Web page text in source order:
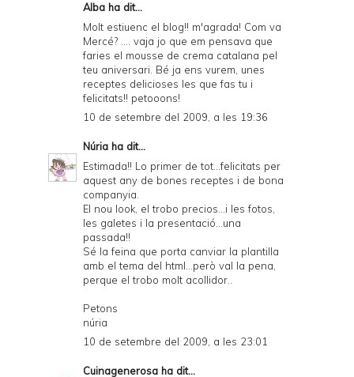
Alba ha dit...
Molt estiuenc el blog!! m'agrada! Com va
Mercé? .... vaja jo que em pensava que
faries el mousse de crema catalana pel
teu aniversari. Bé ja ens vurem, unes
receptes delicioses les que fas tu i
felicitats!! petooons!
10 de setembre del 2009, a les 19:36
Núria ha dit...
Estimada!! Lo primer de tot...felicitats per
aquest any de bones receptes i de bona
companyia.
El nou look, el trobo precios...i les fotos,
les galetes i la presentació...una
passada!!
Sé la feina que porta canviar la plantilla
amb el tema del html...però val la pena,
perque el trobo molt acollidor..
Petons
núria
10 de setembre del 2009, a les 23:01
Cuinagenerosa ha dit...